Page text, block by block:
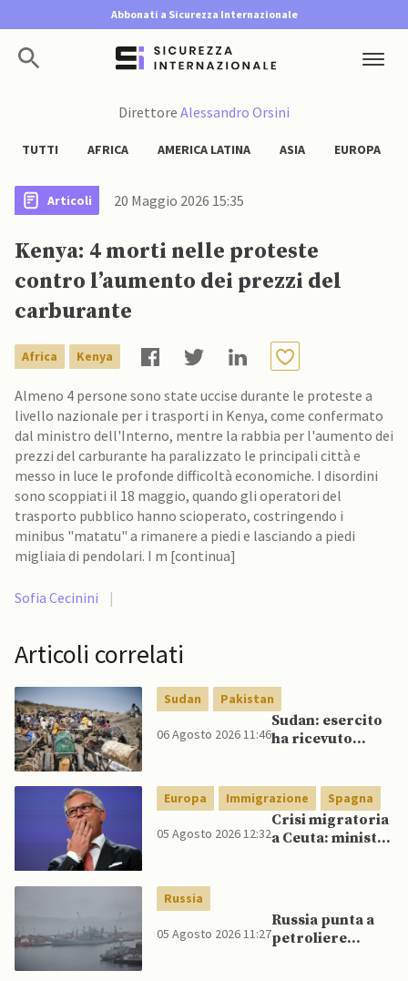
Abbonati a Sicurezza Internazionale
Direttore Alessandro Orsini
TUTTI AFRICA AMERICA LATINA ASIA EUROPA
Articoli 20 Maggio 2026 15:35
Kenya: 4 morti nelle proteste
contro l’aumento dei prezzi del
carburante
Africa Kenya
Almeno 4 persone sono state uccise durante le proteste a
livello nazionale per i trasporti in Kenya, come confermato
dal ministro dell'Interno, mentre la rabbia per l'aumento dei
prezzi del carburante ha paralizzato le principali città e
messo in luce le profonde difficoltà economiche. I disordini
sono scoppiati il 18 maggio, quando gli operatori del
trasporto pubblico hanno scioperato, costringendo i
minibus "matatu" a rimanere a piedi e lasciando a piedi
migliaia di pendolari. I m [continua]
Sofia Cecinini |
Articoli correlati
Sudan Pakistan
06 Agosto 2026 11:46
Sudan: esercito
ha ricevuto
Pakistan
Europa Immigrazione Spagna
05 Agosto 2026 12:32
Crisi migratoria
a Ceuta: ministri
schierano a
sostegno della
Spagna
Russia
05 Agosto 2026 11:27
Russia punta a
petroliere